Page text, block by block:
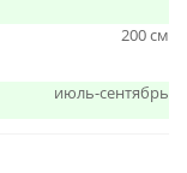
200 см
июль-сентябрь